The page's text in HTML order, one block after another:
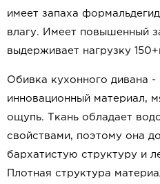
имеет запаха
влагу. Имеет повышенный
выдерживает нагрузку
Обивка кухонного дивана
инновационный материал,
ощупь. Ткань обладает
свойствами, поэтому она
бархатистую структуру и
Плотная структура